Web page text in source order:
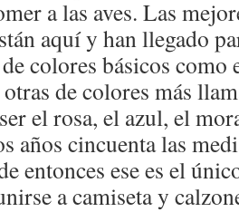
a las aves. Las
aquí y han llegado
colores básicos
de colores más
el rosa, el azul, el
años cincuenta las
entonces ese es el
a camiseta y